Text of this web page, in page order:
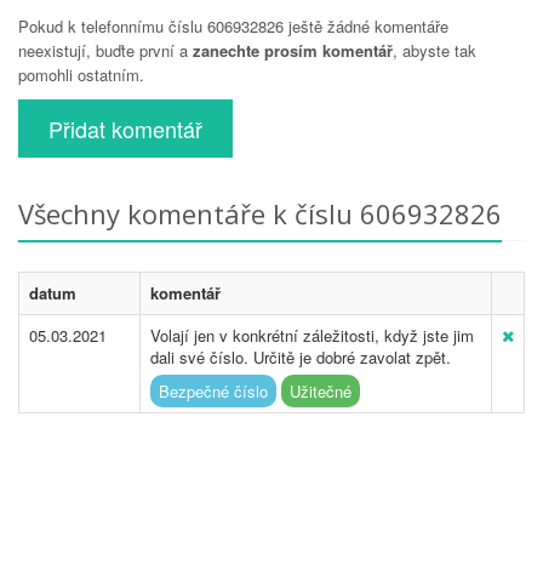
Pokud k telefonnímu číslu 606932826 ještě žádné komentáře
neexistují, buďte první a zanechte prosím komentář, abyste tak
pomohli ostatním.
Přidat komentář
Všechny komentáře k číslu 606932826
datum
komentář
05.03.2021
Volají jen v konkrétní záležitosti, když jste jim
dali své číslo. Určitě je dobré zavolat zpět.
Bezpečné číslo
Užitečné